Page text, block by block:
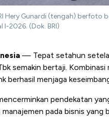
Hery Gunardi (tengah) berfoto
I-2026. (Dok. BRI)
— Tepat setahun
semakin bertaji.
berhasil menjaga
pendekatan
pada bisnis yang